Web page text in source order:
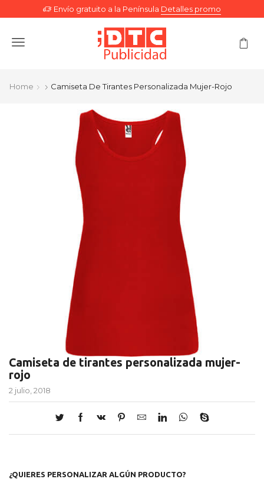
Envío gratuito a la Península Detalles promo
Menu
Home Camiseta De Tirantes Personalizada Mujer-Rojo
Camiseta de tirantes personalizada mujer-
rojo
2 julio, 2018
¿QUIERES PERSONALIZAR ALGÚN PRODUCTO?